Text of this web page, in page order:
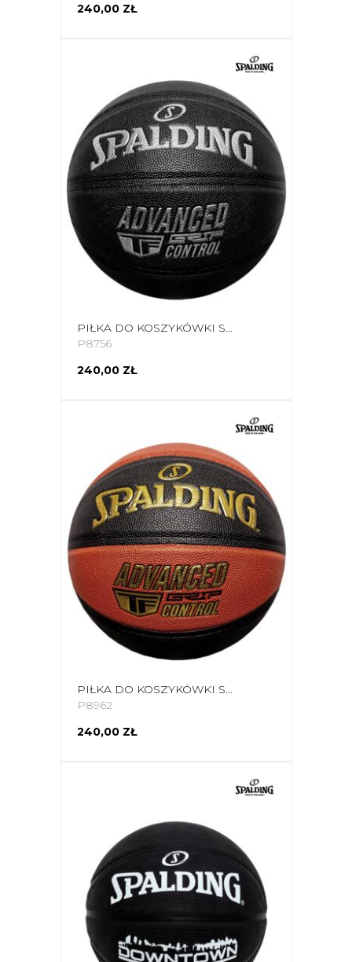
240,00 ZŁ
PIŁKA DO KOSZYKÓWKI SPALDING ADVANCED GRIP CONTROL 76871Z
P8756
240,00 ZŁ
PIŁKA DO KOSZYKÓWKI SPALDING ADVENCED GRIP CONTROL 76872Z
P8962
240,00 ZŁ